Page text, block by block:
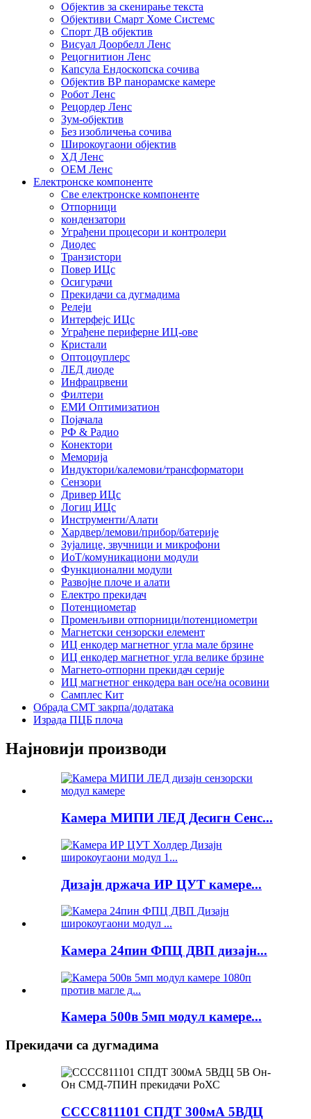
Објектив за скенирање текста
Објективи Смарт Хоме Системс
Спорт ДВ објектив
Висуал Доорбелл Ленс
Рецогнитион Ленс
Капсула Ендоскопска сочива
Објектив ВР панорамске камере
Робот Ленс
Рецордер Ленс
Зум-објектив
Без изобличења сочива
Широкоугаони објектив
ХД Ленс
ОЕМ Ленс
Електронске компоненте
Све електронске компоненте
Отпорници
кондензатори
Уграђени процесори и контролери
Диодес
Транзистори
Повер ИЦс
Осигурачи
Прекидачи са дугмадима
Релеји
Интерфејс ИЦс
Уграђене периферне ИЦ-ове
Кристали
Оптоцоуплерс
ЛЕД диоде
Инфрацрвени
Филтери
ЕМИ Оптимизатион
Појачала
РФ & Радио
Конектори
Меморија
Индуктори/калемови/трансформатори
Сензори
Дривер ИЦс
Логиц ИЦс
Инструменти/Алати
Хардвер/лемови/прибор/батерије
Зујалице, звучници и микрофони
ИоТ/комуникациони модули
Функционални модули
Развојне плоче и алати
Електро прекидач
Потенциометар
Променљиви отпорници/потенциометри
Магнетски сензорски елемент
ИЦ енкодер магнетног угла мале брзине
ИЦ енкодер магнетног угла велике брзине
Магнето-отпорни прекидач серије
ИЦ магнетног енкодера ван осе/на осовини
Самплес Кит
Обрада СМТ закрпа/додатака
Израда ПЦБ плоча
Најновији производи
Камера МИПИ ЛЕД Десигн Сенс...
Дизајн држача ИР ЦУТ камере...
Камера 24пин ФПЦ ДВП дизајн...
Камера 500в 5мп модул камере...
Прекидачи са дугмадима
СССС811101 СПДТ 300мА 5ВДЦ